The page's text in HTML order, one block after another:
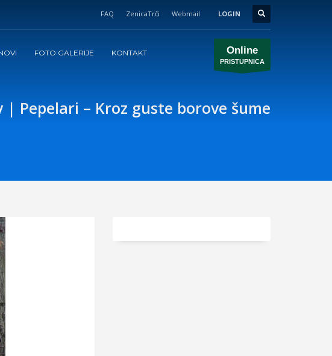
FAQ ZenicaTrči Webmail LOGIN
FOTO GALERIJE KONTAKT Online
PRISTUPNICA
| Pepelari – Kroz guste borove šume